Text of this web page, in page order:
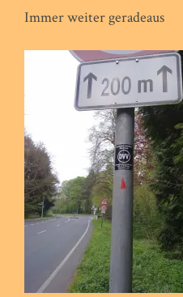
Immer weiter geradeaus